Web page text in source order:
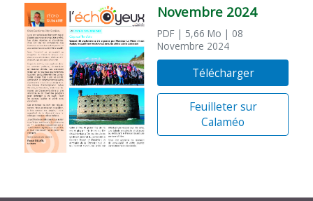
Novembre 2024
PDF | 5,66 Mo | 08
Novembre 2024
Télécharger
Feuilleter sur
Calaméo